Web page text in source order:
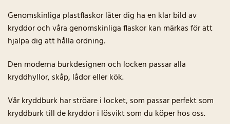
Genomskinliga plastflaskor låter dig ha en klar bild av
kryddor och våra genomskinliga flaskor kan märkas för att
hjälpa dig att hålla ordning.
Den moderna burkdesignen och locken passar alla
kryddhyllor, skåp, lådor eller kök.
Vår kryddburk har ströare i locket, som passar perfekt som
kryddburk till de kryddor i lösvikt som du köper hos oss.